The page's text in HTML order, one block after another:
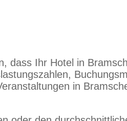
dass Ihr Hotel in
in